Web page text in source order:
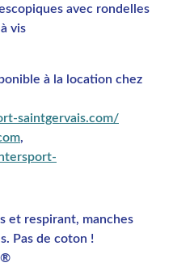
avec rondelles
vis
à la location chez
saintgervais.com/
,
et respirant, manches
Pas de coton !